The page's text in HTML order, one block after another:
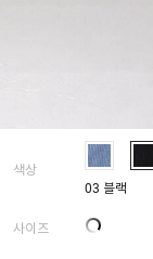
색상
03 블랙
사이즈